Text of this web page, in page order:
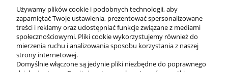
-5 ekspanderów o różnych oporach
-2 uchwyty z pianką neoprenową
-2 uchwyty paskowe na nogi
-1 zaczep montażowy do drzwi
Używamy plików cookie i podobnych technologii, aby
zapamiętać Twoje ustawienia, prezentować spersonalizowane
treści i reklamy oraz udostępniać funkcje związane z mediami
społecznościowymi. Pliki cookie wykorzystujemy również do
mierzenia ruchu i analizowania sposobu korzystania z naszej
strony internetowej.
Domyślnie włączone są jedynie pliki niezbędne do poprawnego